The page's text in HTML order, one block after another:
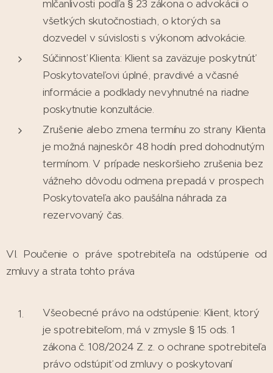
mlčanlivosti podľa § 23 zákona o advokácii o
všetkých skutočnostiach, o ktorých sa
dozvedel v súvislosti s výkonom advokácie.
Súčinnosť Klienta: Klient sa zaväzuje poskytnúť
Poskytovateľovi úplné, pravdivé a včasné
informácie a podklady nevyhnutné na riadne
poskytnutie konzultácie.
Zrušenie alebo zmena termínu zo strany Klienta
je možná najneskôr 48 hodín pred dohodnutým
termínom. V prípade neskoršieho zrušenia bez
vážneho dôvodu odmena prepadá v prospech
Poskytovateľa ako paušálna náhrada za
rezervovaný čas.
VI. Poučenie o práve spotrebiteľa na odstúpenie od
zmluvy a strata tohto práva
Všeobecné právo na odstúpenie: Klient, ktorý
je spotrebiteľom, má v zmysle § 15 ods. 1
zákona č. 108/2024 Z. z. o ochrane spotrebiteľa
právo odstúpiť od zmluvy o poskytovaní